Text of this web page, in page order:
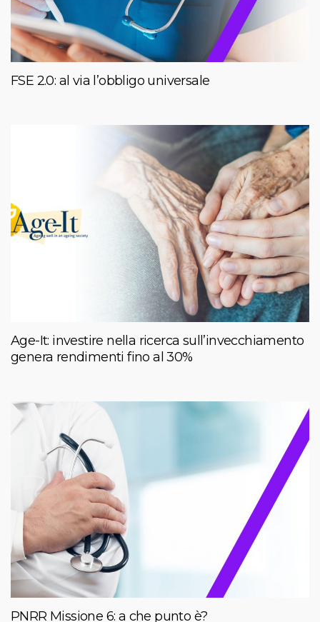
FSE 2.0: al via l’obbligo universale
Age-It: investire nella ricerca sull’invecchiamento
genera rendimenti fino al 30%
PNRR Missione 6: a che punto è?